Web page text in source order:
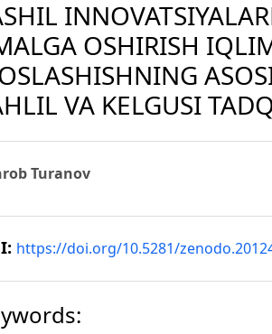
OSHIRISH
VA KELGUSI
Turanov
https://doi.org/10.5281/